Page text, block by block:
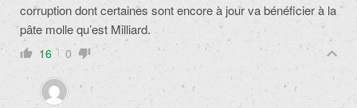
corruption dont certaines sont encore à jour va bénéficier à la
pâte molle qu’est Milliard.
16 0